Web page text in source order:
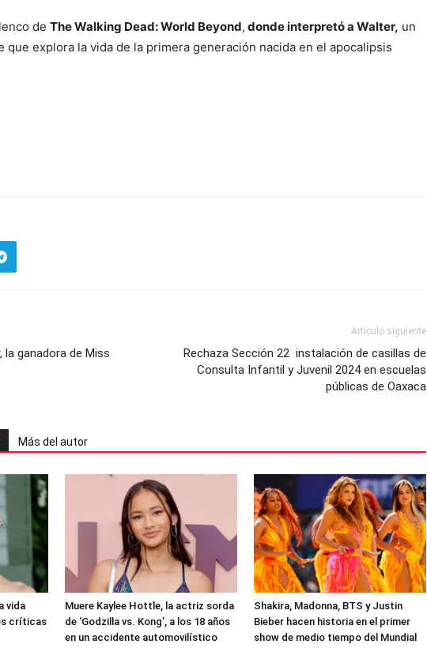
de The Walking Dead: World Beyond, donde interpretó a Walter, un
que explora la vida de la primera generación nacida en el apocalipsis
la ganadora de Miss
Artículo siguiente
Rechaza Sección 22 instalación de casillas de
Consulta Infantil y Juvenil 2024 en escuelas
públicas de Oaxaca
Más del autor
vida
críticas
Muere Kaylee Hottle, la actriz sorda
de ‘Godzilla vs. Kong’, a los 18 años
en un accidente automovilístico
Shakira, Madonna, BTS y Justin
Bieber hacen historia en el primer
show de medio tiempo del Mundial